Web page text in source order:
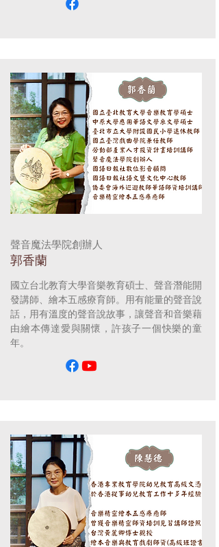
聲音魔法學院創辦人
郭香蘭
國立台北教育大學音樂教育碩士、聲音潛能開
發講師、繪本五感療育師。用有能量的聲音說
話，用有溫度的聲音說故事，讓聲音和音樂藉
由繪本傳達愛與關懷，許孩子一個快樂的童
年。